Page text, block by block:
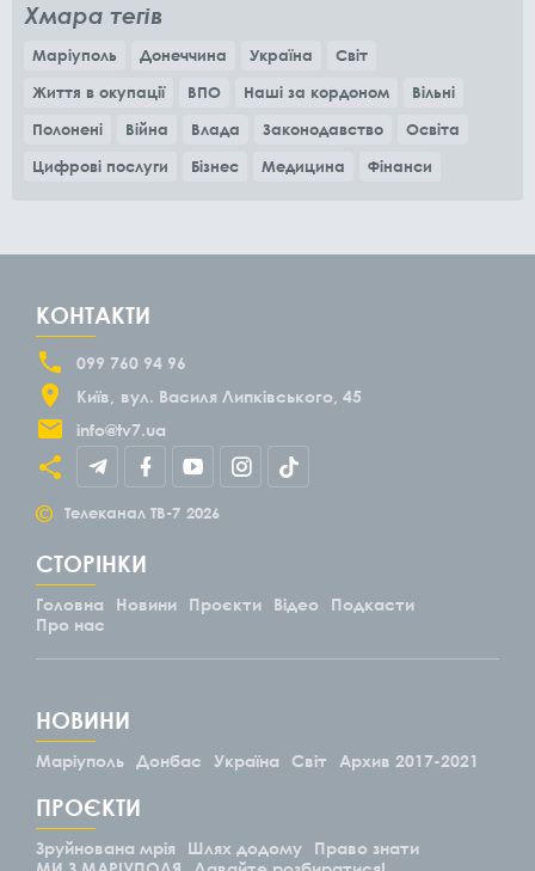
Хмара тегів
Маріуполь Донеччина Україна
Світ
Життя в окупації
ВПО Наші за кордоном
Вільні
Полонені
Війна Влада Законодавство
Освіта
Цифрові послуги
Бізнес Медицина Фінанси
КОНТАКТИ
099 760 94 96
Київ
вул. Василя Липківського, 45
info@tv7.ua
© Телеканал ТВ-7 2026
СТОРІНКИ
Головна Новини Проєкти Відео
Подкасти
Про нас
НОВИНИ
Маріуполь Донбас Україна Світ Архив 2017-2021
ПРОЄКТИ
Зруйнована мрія Шлях додому
Право знати